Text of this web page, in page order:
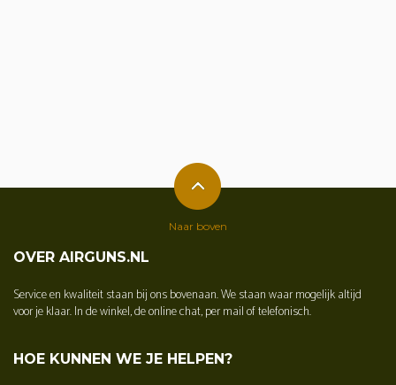
OVER AIRGUNS.NL
Service en kwaliteit staan bij ons bovenaan. We staan waar mogelijk altijd
voor je klaar. In de winkel, de online chat, per mail of telefonisch.
HOE KUNNEN WE JE HELPEN?
Naar boven